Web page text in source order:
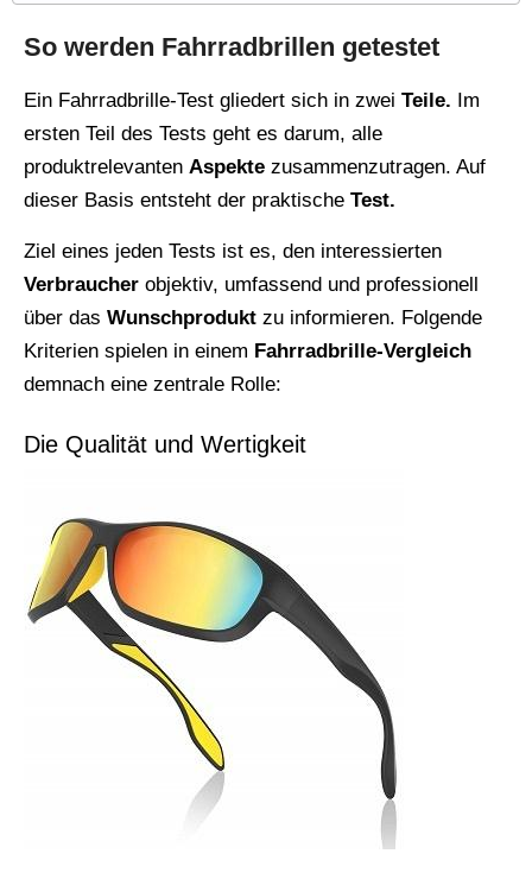
So werden Fahrradbrillen getestet
Ein Fahrradbrille-Test gliedert sich in zwei Teile. Im
ersten Teil des Tests geht es darum, alle
produktrelevanten Aspekte zusammenzutragen. Auf
dieser Basis entsteht der praktische Test.
Ziel eines jeden Tests ist es, den interessierten
Verbraucher objektiv, umfassend und professionell
über das Wunschprodukt zu informieren. Folgende
Kriterien spielen in einem Fahrradbrille-Vergleich
demnach eine zentrale Rolle:
Die Qualität und Wertigkeit